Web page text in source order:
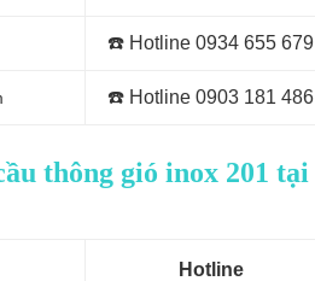
☎️ Hotline 0934 655 679
☎️ Hotline 0903 181 486
thông gió inox 201 tại
Hotline